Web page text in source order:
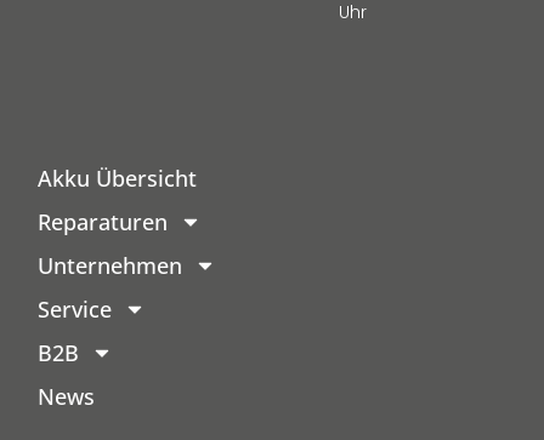
Uhr
Akku Übersicht
Reparaturen
Unternehmen
Service
B2B
News